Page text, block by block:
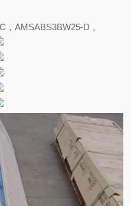
，AMSABS3BW25-D 。